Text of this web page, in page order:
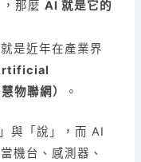
，那麼AI 就是它的
是近年在產業界
物聯網）
。
與「說」，而 AI
機台、感測器、